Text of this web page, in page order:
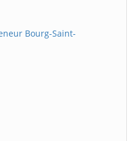
Bourg-Saint-